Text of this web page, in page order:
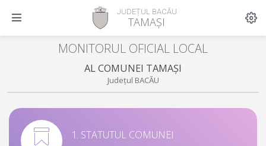
JUDEȚUL BACĂU
TAMAȘI
MONITORUL OFICIAL LOCAL
AL COMUNEI TAMAȘI
Județul BACĂU
1. STATUTUL COMUNEI